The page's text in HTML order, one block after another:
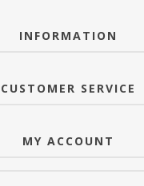
INFORMATION
CUSTOMER SERVICE
MY ACCOUNT